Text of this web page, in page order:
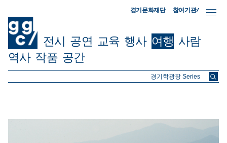
경기문화재단 참여기관/
전시 공연 교육 행사 여행 사람
역사 작품 공간
ggc/